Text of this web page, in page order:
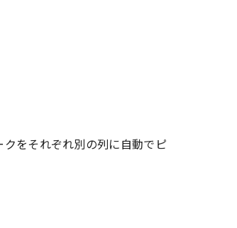
をそれぞれ別の列に自動でピ